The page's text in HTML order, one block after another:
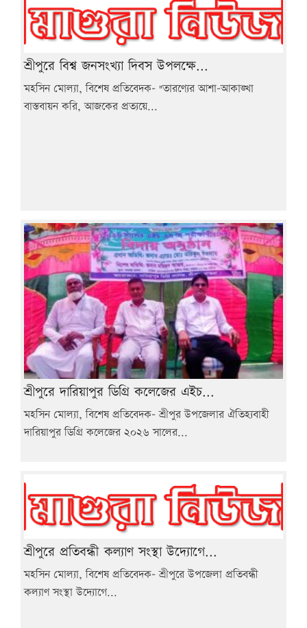
শ্রীপুরে বিশ্ব জনসংখ্যা দিবস উপলক্ষে...
মহসিন মোল্যা, বিশেষ প্রতিবেদক- "তারণ্যের আশা-আকাঙ্খা
বাস্তবায়ন করি, আজকের প্রত্যয়ে...
শ্রীপুরে দারিয়াপুর ডিগ্রি কলেজের এইচ...
মহসিন মোল্যা, বিশেষ প্রতিবেদক- শ্রীপুর উপজেলার ঐতিহ্যবাহী
দারিয়াপুর ডিগ্রি কলেজের ২০২৬ সালের...
শ্রীপুরে প্রতিবন্ধী কল্যাণ সংস্থা উদ্যোগে...
মহসিন মোল্যা, বিশেষ প্রতিবেদক- শ্রীপুরে উপজেলা প্রতিবন্ধী
কল্যাণ সংস্থা উদ্যোগে...